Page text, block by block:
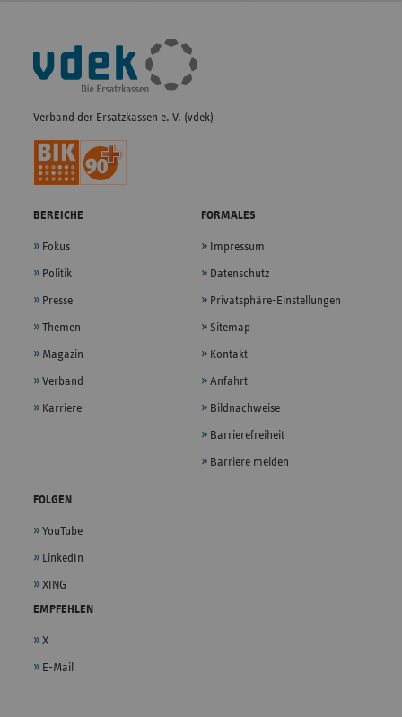
Fußleisten-
Navigation
Verband der Ersatzkassen e. V. (vdek)
BEREICHE
Fokus
Politik
Presse
Themen
Magazin
Verband
Karriere
FORMALES
Impressum
Datenschutz
Privatsphäre-Einstellungen
Sitemap
Kontakt
Anfahrt
Bildnachweise
Barrierefreiheit
Barriere melden
FOLGEN
YouTube
LinkedIn
XING
EMPFEHLEN
X
E-Mail